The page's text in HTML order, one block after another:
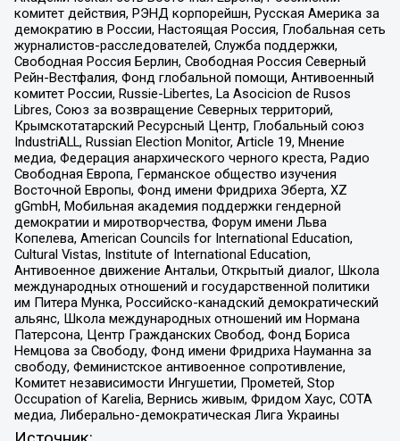
комитет действия, РЭНД корпорейшн, Русская Америка за
демократию в России, Настоящая Россия, Глобальная сеть
журналистов-расследователей, Служба поддержки,
Свободная Россия Берлин, Свободная Россия Северный
Рейн-Вестфалия, Фонд глобальной помощи, Антивоенный
комитет России, Russie-Libertes, La Asocicion de Rusos
Libres, Союз за возвращение Северных территорий,
Крымскотатарский Ресурсный Центр, Глобальный союз
IndustriALL, Russian Election Monitor, Article 19, Мнение
медиа, Федерация анархического черного креста, Радио
Свободная Европа, Германское общество изучения
Восточной Европы, Фонд имени Фридриха Эберта, XZ
gGmbH, Мобильная академия поддержки гендерной
демократии и миротворчества, Форум имени Льва
Копелева, American Councils for International Education,
Cultural Vistas, Institute of International Education,
Антивоенное движение Антальи, Открытый диалог, Школа
международных отношений и государственной политики
им Питера Мунка, Российско-канадский демократический
альянс, Школа международных отношений им Нормана
Патерсона, Центр Гражданских Свобод, Фонд Бориса
Немцова за Свободу, Фонд имени Фридриха Науманна за
свободу, Феминистское антивоенное сопротивление,
Комитет независимости Ингушетии, Прометей, Stop
Occupation of Karelia, Вернись живым, Фридом Хаус, СОТА
медиа, Либерально-демократическая Лига Украины